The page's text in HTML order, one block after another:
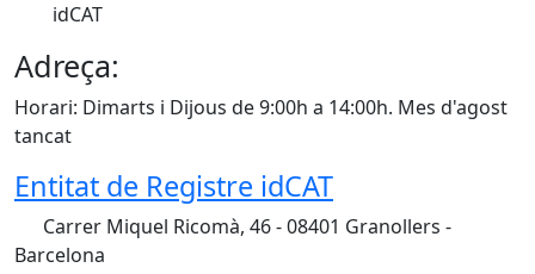
idCAT
Adreça:
Horari: Dimarts i Dijous de 9:00h a 14:00h. Mes d'agost
tancat
Entitat de Registre idCAT
Carrer Miquel Ricomà, 46 - 08401 Granollers -
Barcelona